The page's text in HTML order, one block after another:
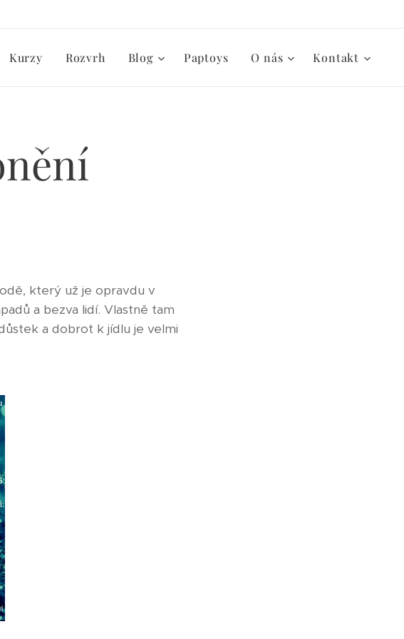
Kurzy Rozvrh Blog Paptoys O nás Kontakt
který už je opravdu v
a bezva lidí. Vlastně tam
a dobrot k jídlu je velmi